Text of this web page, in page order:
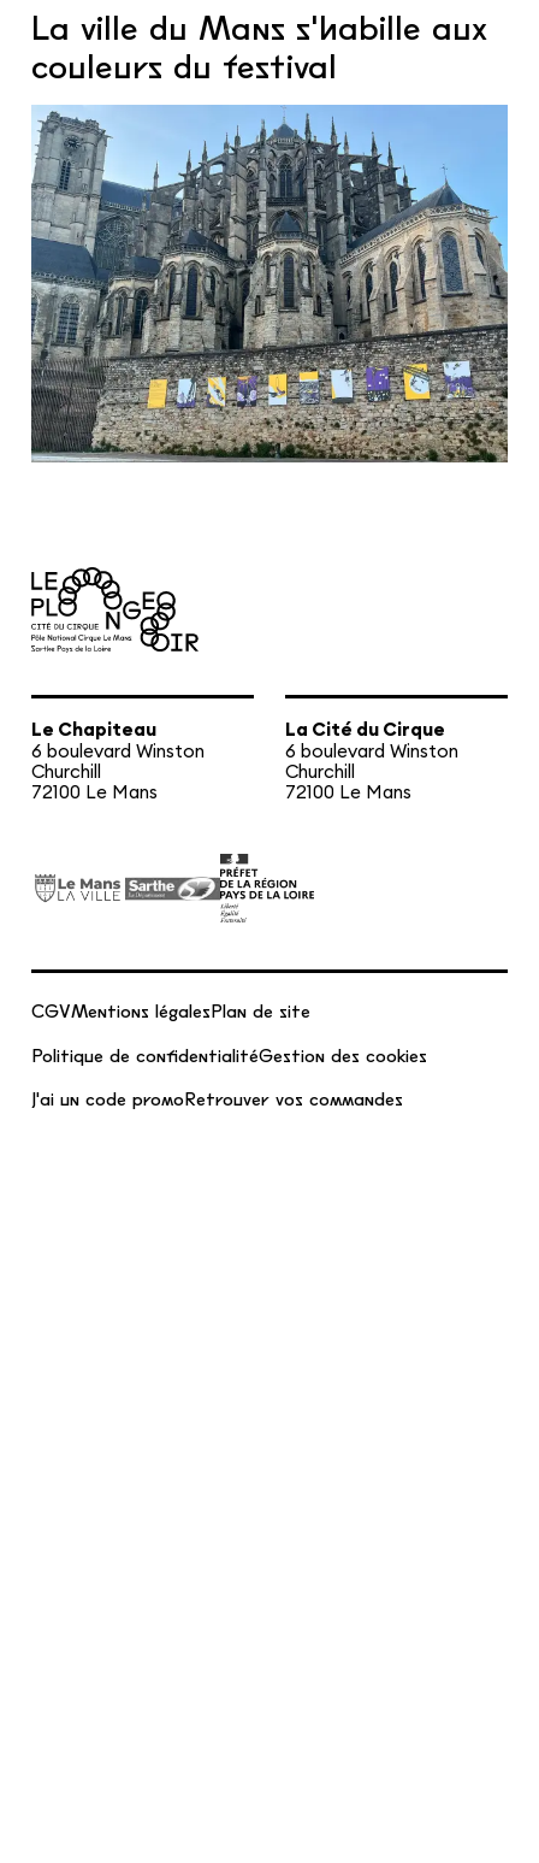
La ville du Mans s'habille aux
couleurs du festival
Le Chapiteau
6 boulevard Winston
Churchill
72100 Le Mans
La Cité du Cirque
6 boulevard Winston
Churchill
72100 Le Mans
CGVMentions légalesPlan de site
Politique de confidentialitéGestion des cookies
J'ai un code promoRetrouver vos commandes